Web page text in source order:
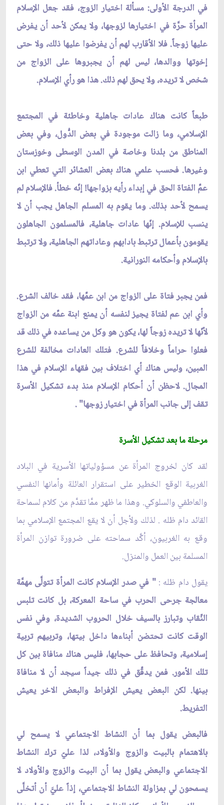
في الدرجة الأولى: مسألة اختيار الزوج، فقد جعل الإسلام
المرأة حرَّة في اختيارها لزوجها، ولا يمكن لأحد أن يفرض
عليها زوجاً. فلا الأقارب لهم أن يفرضوا عليها ذلك، ولا حتى
إخوتها ووالدها، ليس لهم أن يجبروها على الزواج من
شخص لا تريده، ولا يحق لهم ذلك. هذا هو رأي الإسلام.
طبعاً كانت هناك عادات جاهلية وخاطئة في المجتمع
الإسلامي، وما زالت موجودة في بعض الدُّول، وفي بعض
المناطق من بلدنا وخاصة في المدن الوسطى وخوزستان
وغيرها. فحسب علمي هناك بعض العشائر التي تعطي ابن
عمّ‏ِ الفتاة الحق في إبداء رأيه بزواجها! إنّه خطأ. فالإسلام لم
يسمح لأحد بذلك. وما يقوم به المسلم الجاهل يجب أن لا
ينسب للإسلام. إنّها عادات جاهلية، فالمسلمون الجاهلون
يقومون بأعمال ترتبط بادابهم وعاداتهم الجاهلية، ولا ترتبط
بالإسلام وأحكامه النورانية.
فمن يجبر فتاة على الزواج من ابن عمِّها، فقد خالف الشرع.
وأي ابن عم لفتاة يجيز لنفسه أن يمنع ابنة عمِّه من الزواج
لأنّها لا تريده زوجاً لها، يكون هو وكل من يساعده في ذلك قد
فعلوا حراماً وخلافاً للشرع. فتلك العادات مخالفة للشرع
المبين، وليس هناك أي اختلاف بين فقهاء الإسلام في هذا
المجال. لاحظن أن أحكام الإسلام منذ بدء تشكيل الأسرة
تقف إلى جانب المرأة في اختيار زوجها" .
مرحلة ما بعد تشكيل الأسرة
لقد كان لخروج المرأة عن مسؤولياتها الأسرية في البلاد
الغربية الوقع الخطير على استقرار العائلة وأمانها النفسي
والعاطفي والسلوكي. وهذا ما ظهر ممَّا تقدَّم من كلام لسماحة
القائد دام ظله . لذلك ولأجل أن لا يقع المجتمع الإسلامي بما
وقع به الغربيون، أكَّد سماحته على ضرورة توازن المرأة
المسلمة بين العمل والمنزل.
يقول دام ظله :" في صدر الإسلام كانت المرأة تتولَّى مهمَّة
معالجة جرحى الحرب في ساحة المعركة، بل كانت تلبس
النِّقاب وتبارز بالسيف خلال الحروب الشديدة، وفي نفس
الوقت كانت تحتضن أبناءها داخل بيتها، وتربيهم تربية
إسلامية، وتحافظ على حجابها، فليس هناك منافاة بين كل
تلك الأمور. فمن يدقِّق في ذلك جيداً سيجد أن لا منافاة
بينها. لكن البعض يعيش الإفراط والبعض الاخر يعيش
التفريط.
فالبعض يقول بما أن النشاط الاجتماعي لا يسمح لي
بالاهتمام بالبيت والزوج والأولاد، لذا عليّ ترك النشاط
الاجتماعي والبعض يقول بما أن البيت والزوج والأولاد لا
يسمحون لي بمزاولة النشاط الاجتماعي، إذاً عليّ‏َ أن أتخلَّى